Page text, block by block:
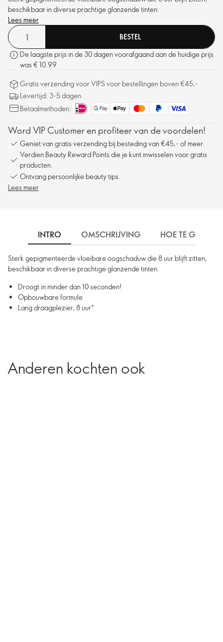
beschikbaar in diverse prachtige glanzende tinten.
Lees meer
BESTEL
De laagste prijs in de 30 dagen voorafgaand aan de huidige prijs
was € 10.99
Gratis verzending voor VIPS voor bestellingen boven €45,-
Levertijd: 3-5 dagen
Betaalmethoden:
Word VIP Customer en profiteer van de voordelen!
Geniet van gratis verzending bij besteding van €45,- of meer.
Verdien Beauty Reward Points die je kunt inwisselen voor gratis
producten.
Ontvang persoonlijke beauty tips.
Lees meer
INTRO OMSCHRIJVING HOE TE
Sterk gepigmenteerde vloeibare oogschaduw die 8 uur blijft zitten,
beschikbaar in diverse prachtige glanzende tinten.
Droogt in minder dan 10 seconden!
Opbouwbare formule
Lang draagplezier, 8 uur*
Anderen kochten ook